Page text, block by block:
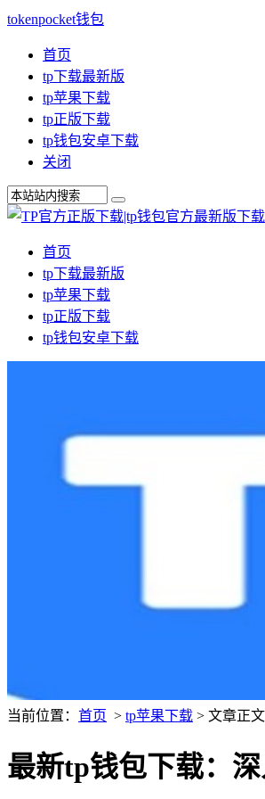
tokenpocket钱包
首页
tp下载最新版
tp苹果下载
tp正版下载
tp钱包安卓下载
关闭
首页
tp下载最新版
tp苹果下载
tp正版下载
tp钱包安卓下载
当前位置： 首页 > tp苹果下载 > 文章正文
最新tp钱包下载：